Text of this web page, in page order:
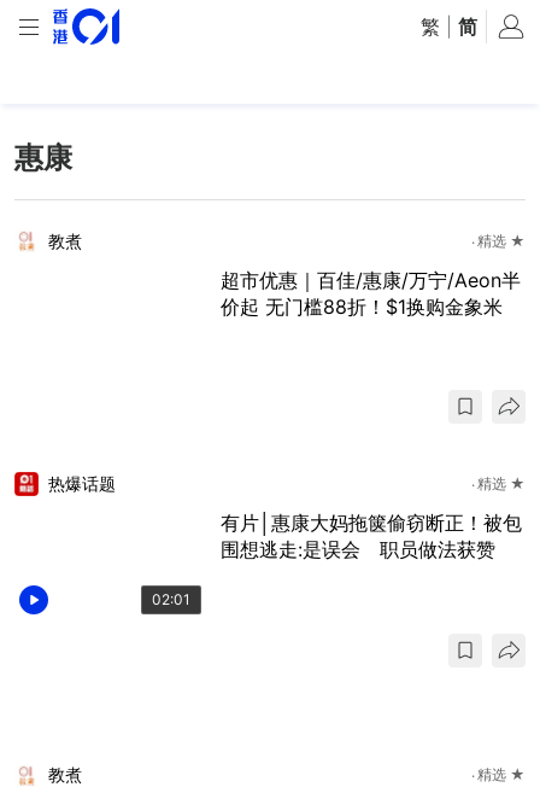
繁 简
惠康
教煮 精选 ★
超市优惠｜百佳/惠康/万宁/Aeon半
价起 无门槛88折！$1换购金象米
02:01
热爆话题 精选 ★
有片│惠康大妈拖箧偷窃断正！被包
围想逃走:是误会 职员做法获赞
教煮 精选 ★